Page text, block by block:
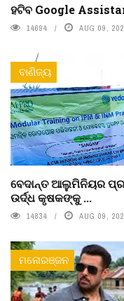
ହଟିବ Google
14694 AUG 09,
ବାଣିଜ୍ୟ
ବେଦାନ୍ତ ଆଲୁମିନିୟର
ଉର୍ଦ୍ଧ କୃଷକଙ୍କୁ ...
14834 AUG 09,
ମନୋରଞ୍ଜନ